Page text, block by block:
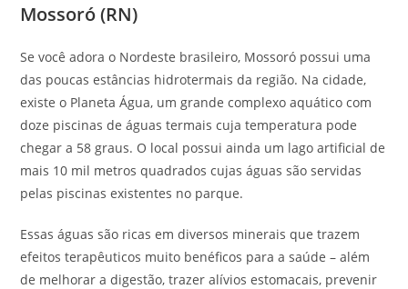
Mossoró (RN)
Se você adora o Nordeste brasileiro, Mossoró possui uma
das poucas estâncias hidrotermais da região. Na cidade,
existe o Planeta Água, um grande complexo aquático com
doze piscinas de águas termais cuja temperatura pode
chegar a 58 graus. O local possui ainda um lago artificial de
mais 10 mil metros quadrados cujas águas são servidas
pelas piscinas existentes no parque.
Essas águas são ricas em diversos minerais que trazem
efeitos terapêuticos muito benéficos para a saúde – além
de melhorar a digestão, trazer alívios estomacais, prevenir